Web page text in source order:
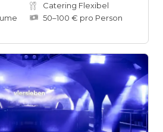
Catering Flexibel
50–100 € pro Person